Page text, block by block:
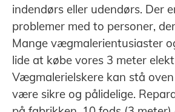
indendørs eller udendørs. Der
problemer med to personer,
Mange vægmalerientusiaster
lide at købe vores 3 meter
Vægmalerielskere kan stå
være sikre og pålidelige.